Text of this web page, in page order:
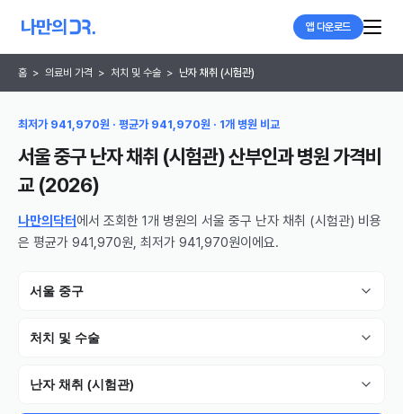
앱 다운로드
홈 > 의료비 가격 > 처치 및 수술 > 난자 채취 (시험관)
최저가 941,970원 · 평균가 941,970원 · 1개 병원 비교
서울 중구 난자 채취 (시험관) 산부인과 병원가격비
교 (2026)
나만의닥터 에서 조회한 1개 병원의 서울 중구 난자 채취 (시험관) 비용
은 평균가 941,970원, 최저가 941,970원이에요.
서울 중구
처치 및 수술
난자 채취 (시험관)